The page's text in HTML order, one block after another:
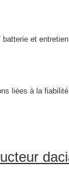
et
liées à la fiabilité